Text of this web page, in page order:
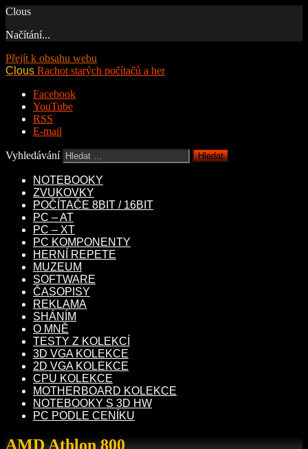
Clous
Načítání...
Přejít k obsahu webu
Clous Rachot starých počítačů a her
Facebook
YouTube
RSS
E-mail
Vyhledávání
NOTEBOOKY
ZVUKOVKY
POČÍTAČE 8BIT / 16BIT
PC – AT
PC – XT
PC KOMPONENTY
HERNÍ REPETE
MUZEUM
SOFTWARE
ČASOPISY
REKLAMA
SHÁNÍM
O MNĚ
TESTY Z KOLEKCÍ
3D VGA KOLEKCE
2D VGA KOLEKCE
CPU KOLEKCE
MOTHERBOARD KOLEKCE
NOTEBOOKY S 3D HW
PC PODLE CENÍKU
AMD Athlon 800